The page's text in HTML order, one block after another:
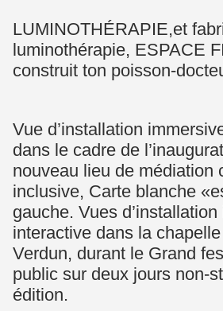
LUMINOTHÉRAPIE,et
luminothérapie, ESPACE
construit ton poisson-
Vue d’installation
dans le cadre de
nouveau lieu de médiation
inclusive, Carte blanche
gauche. Vues
interactive dans la
Verdun, durant le Grand
public sur deux jours non-
édition.